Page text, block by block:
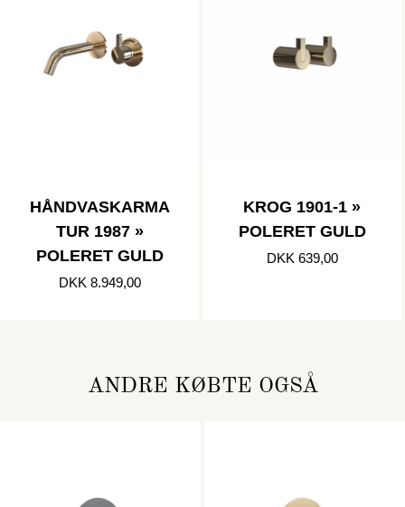
HÅNDVASKARMA
TUR 1987 »
POLERET GULD
DKK 8.949,00
KROG 1901-1 »
POLERET GULD
DKK 639,00
ANDRE KØBTE OGSÅ